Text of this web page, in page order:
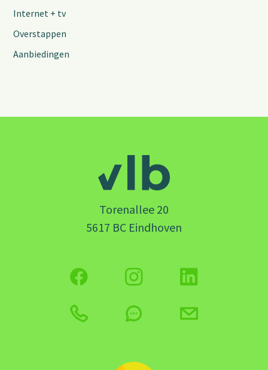
Internet + tv
Overstappen
Aanbiedingen
Torenallee 20
5617 BC Eindhoven